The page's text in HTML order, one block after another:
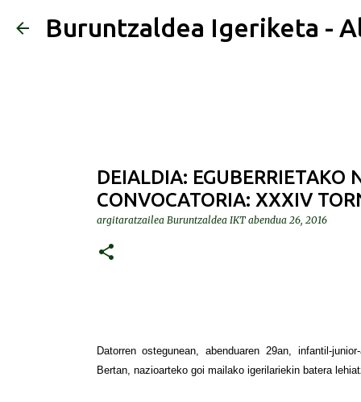
Buruntzaldea Igeriketa -
DEIALDIA: EGUBERRIETAKO
CONVOCATORIA: XXXIV
argitaratzailea Buruntzaldea IKT abendua 26, 2016
Datorren ostegunean, abenduaren 29an, infantil-
Bertan, nazioarteko goi mailako igerilariekin batera